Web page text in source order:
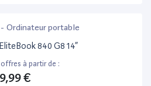
- Ordinateur portable
840 G8 14”
à partir de :
€